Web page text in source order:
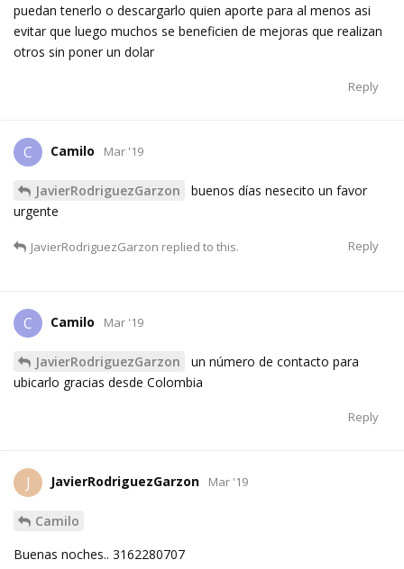
puedan tenerlo o descargarlo quien aporte para al menos asi
evitar que luego muchos se beneficien de mejoras que realizan
otros sin poner un dolar
Reply
C Camilo Mar '19
JavierRodriguezGarzon
buenos días nesecito un favor
urgente
Reply
JavierRodriguezGarzon replied to this.
C Camilo Mar '19
JavierRodriguezGarzon
un número de contacto para
ubicarlo gracias desde Colombia
Reply
J JavierRodriguezGarzon Mar '19
Camilo
Buenas noches.. 3162280707